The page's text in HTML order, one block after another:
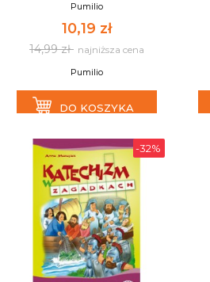
Pumilio
10,19 zł
14,99 zł najniższa cena
Pumilio
DO KOSZYKA
-32%